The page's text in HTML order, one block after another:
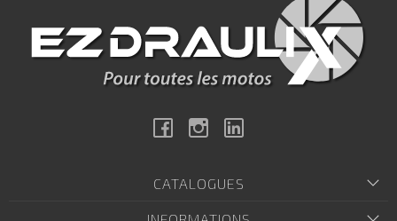
FacebookInstagram
CATALOGUES